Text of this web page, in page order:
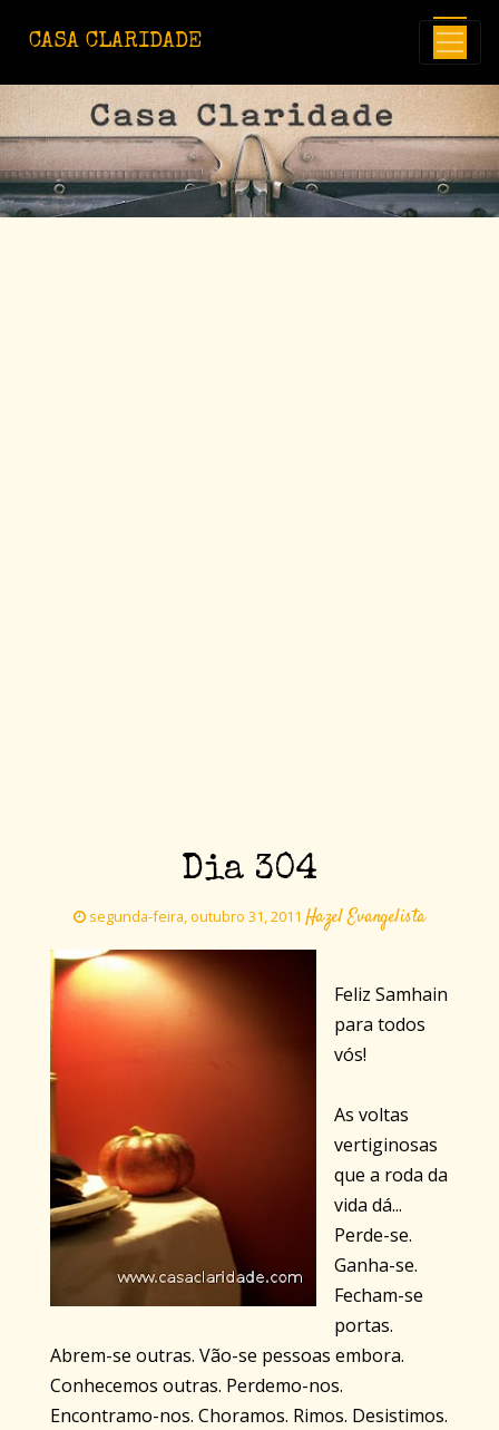
CASA CLARIDADE
Dia 304
segunda-feira, outubro 31, 2011 Hazel Evangelista
Feliz Samhain
para todos
vós!
As voltas
vertiginosas
que a roda da
vida dá...
Perde-se.
Ganha-se.
Fecham-se
portas.
Abrem-se outras. Vão-se pessoas embora.
Conhecemos outras. Perdemo-nos.
Encontramo-nos. Choramos. Rimos. Desistimos.